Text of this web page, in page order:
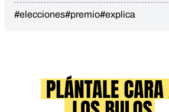
#elecciones#premio#explica